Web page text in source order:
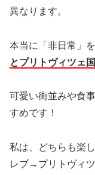
異なります。
本当に「非日常」
とプリトヴィツェ
可愛い街並みや食
すめです！
私は、どちらも楽
レブ→プリトヴィ